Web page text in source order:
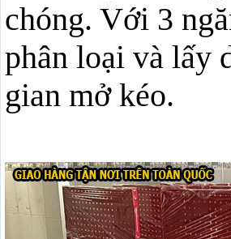
chóng. Với 3
phân loại và lấy
gian mở kéo.